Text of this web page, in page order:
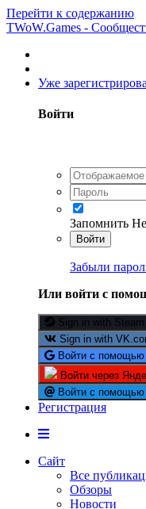
Перейти к содержанию
TWoW.Games -
Уже
Войти
Запомнить
Войти
Забыли
Или войти с
Sign in with Steam
Sign in with
Войти с помощью
Войти через
Войти с помощью
Регистрация
Сайт
Все
Обзоры
Новости